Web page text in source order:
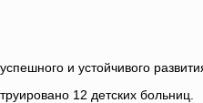
и устойчивого
12 детских больниц.